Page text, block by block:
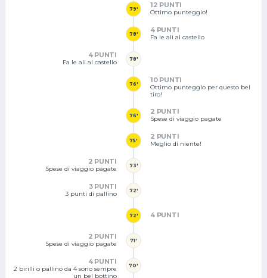
79' 12 PUNTI
Ottimo punteggio!
78' 4 PUNTI
Fa le ali al castello
78'
4 PUNTI
Fa le ali al castello
76' 10 PUNTI
Ottimo punteggio per questo bel
tiro!
76' 2 PUNTI
Spese di viaggio pagate
75' 2 PUNTI
Meglio di niente!
73'
2 PUNTI
Spese di viaggio pagate
72'
3 PUNTI
3 punti di pallino
72' 4 PUNTI
71'
2 PUNTI
Spese di viaggio pagate
70'
4 PUNTI
2 birilli o pallino da 4 sono sempre
un bel bottino